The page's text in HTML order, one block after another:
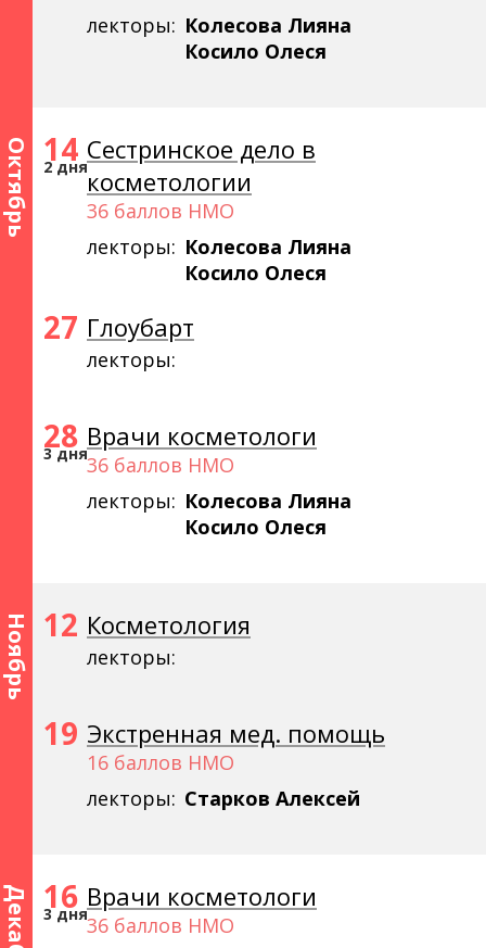
лекторы: Колесова Лияна
Косило Олеся
Октябрь 14
2 дня
Сестринское дело в
косметологии
36 баллов НМО
лекторы: Колесова Лияна
Косило Олеся
27 Глоубарт
лекторы:
28
3 дня
Врачи косметологи
36 баллов НМО
лекторы: Колесова Лияна
Косило Олеся
Ноябрь 12 Косметология
лекторы:
19 Экстренная мед. помощь
16 баллов НМО
лекторы: Старков Алексей
16
3 дня
Врачи косметологи
36 баллов НМО